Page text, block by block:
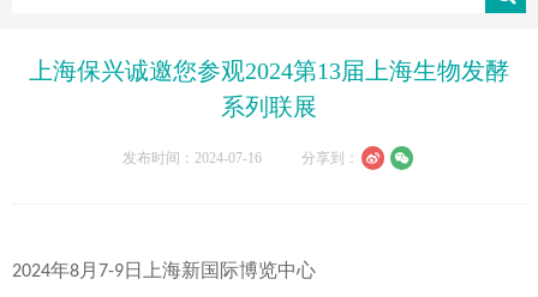
上海保兴诚邀您参观2024第13届上海生物发酵
系列联展
发布时间：2024-07-16 分享到：
2024年8月 7-9日上海新国际博览中心